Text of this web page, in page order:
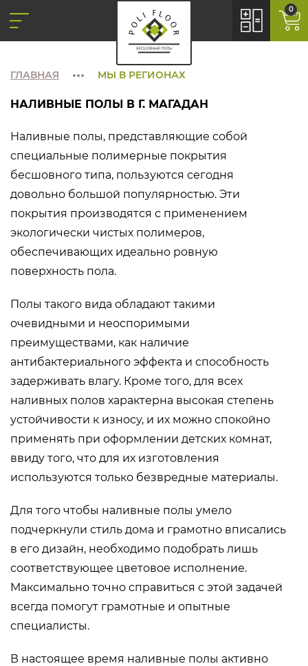
0
ГЛАВНАЯ МЫ В РЕГИОНАХ
НАЛИВНЫЕ ПОЛЫ В Г. МАГАДАН
Наливные полы, представляющие собой
специальные полимерные покрытия
бесшовного типа, пользуются сегодня
довольно большой популярностью. Эти
покрытия производятся с применением
экологически чистых полимеров,
обеспечивающих идеально ровную
поверхность пола.
Полы такого вида обладают такими
очевидными и неоспоримыми
преимуществами, как наличие
антибактериального эффекта и способность
задерживать влагу. Кроме того, для всех
наливных полов характерна высокая степень
устойчивости к износу, и их можно спокойно
применять при оформлении детских комнат,
ввиду того, что для их изготовления
используются только безвредные материалы.
Для того чтобы наливные полы умело
подчеркнули стиль дома и грамотно вписались
в его дизайн, необходимо подобрать лишь
соответствующее цветовое исполнение.
Максимально точно справиться с этой задачей
всегда помогут грамотные и опытные
специалисты.
В настоящее время наливные полы активно